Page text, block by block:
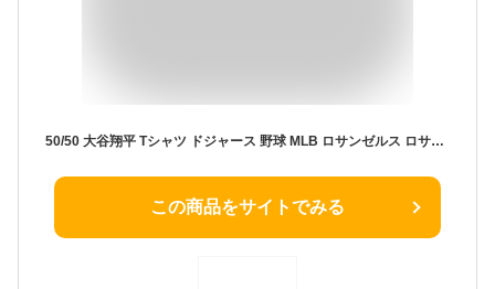
50/50 大谷翔平 Tシャツ ドジャース 野球 MLB ロサンゼルス ロサンジェルス ドジャース LA Los Angeles Dodgers Shohei Ohtani 500LEVEL 青 ブルー コットン 半袖 丸首 大人 公式ライセンス商品 ybc プレゼント
この商品をサイトでみる